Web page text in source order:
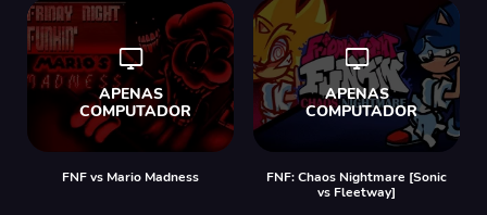
FNF vs Mario Madness
FNF: Chaos Nightmare [Sonic
vs Fleetway]